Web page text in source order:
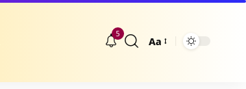
5
Größenänderung
Aa